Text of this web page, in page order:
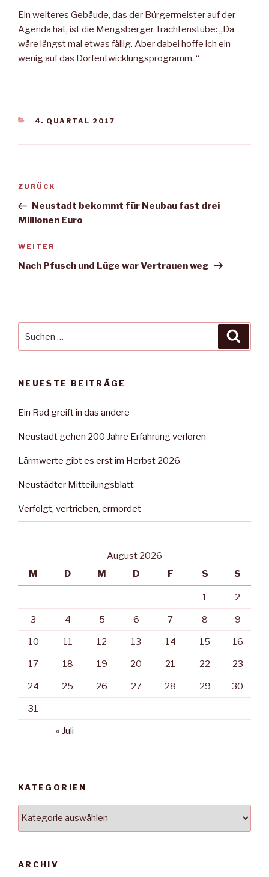
Ein weiteres Gebäude, das der Bürgermeister auf der
Agenda hat, ist die Mengsberger Trachtenstube: „Da
wäre längst mal etwas fällig. Aber dabei hoffe ich ein
wenig auf das Dorfentwicklungsprogramm. “
KATEGORIEN
4. QUARTAL 2017
Beitragsnavigation
Vorheriger
Beitrag
ZURÜCK
Neustadt bekommt für Neubau fast drei
Millionen Euro
Nächster
Beitrag
WEITER
Nach Pfusch und Lüge war Vertrauen weg
nach:
NEUESTE BEITRÄGE
Ein Rad greift in das andere
Neustadt gehen 200 Jahre Erfahrung verloren
Lärmwerte gibt es erst im Herbst 2026
Neustädter Mitteilungsblatt
Verfolgt, vertrieben, ermordet
August 2026
M
D M D F S S
1 2
3 4 5 6 7 8 9
10 11 12 13 14 15 16
17 18 19 20 21 22 23
24 25 26 27 28 29 30
31
« Juli
KATEGORIEN
ARCHIV